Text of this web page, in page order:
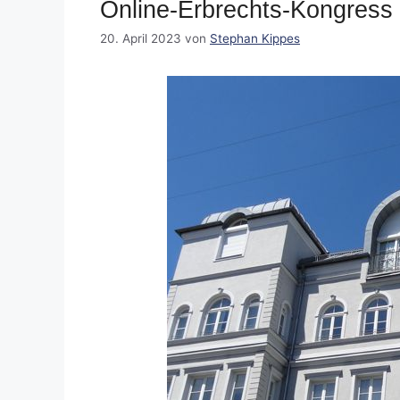
Online-Erbrechts-Kongress
20. April 2023 von Stephan Kippes